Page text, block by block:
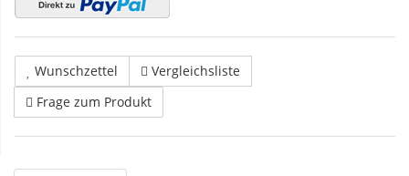
Wunschzettel
Vergleichsliste
Frage zum Produkt